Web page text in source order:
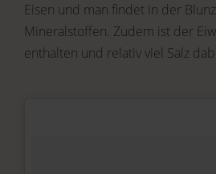
Eisen und man findet in der
Mineralstoffen. Zudem ist der
enthalten und relativ viel Salz